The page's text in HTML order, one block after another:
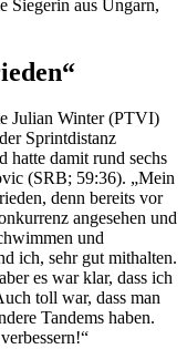
Siegerin aus Ungarn,
Julian Winter (PTVI)
Sprintdistanz
hatte damit rund sechs
(SRB; 59:36). „Mein
denn bereits vor
angesehen und
und
ich, sehr gut mithalten.
es war klar, dass ich
toll war, dass man
Tandems haben.